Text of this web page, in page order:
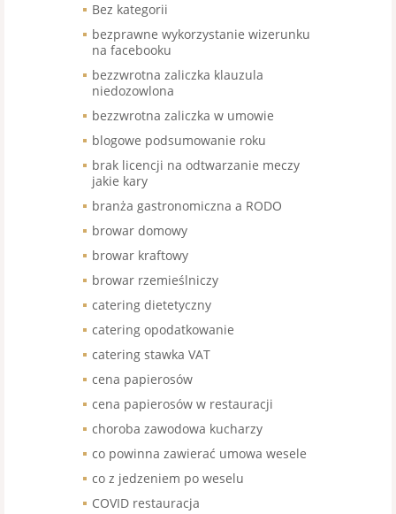
Bez kategorii
bezprawne wykorzystanie wizerunku
na facebooku
bezzwrotna zaliczka klauzula
niedozowlona
bezzwrotna zaliczka w umowie
blogowe podsumowanie roku
brak licencji na odtwarzanie meczy
jakie kary
branża gastronomiczna a RODO
browar domowy
browar kraftowy
browar rzemieślniczy
catering dietetyczny
catering opodatkowanie
catering stawka VAT
cena papierosów
cena papierosów w restauracji
choroba zawodowa kucharzy
co powinna zawierać umowa wesele
co z jedzeniem po weselu
COVID restauracja